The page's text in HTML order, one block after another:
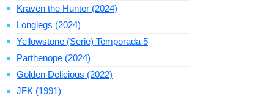
Kraven the Hunter (2024)
Longlegs (2024)
Yellowstone (Serie) Temporada 5
Parthenope (2024)
Golden Delicious (2022)
JFK (1991)